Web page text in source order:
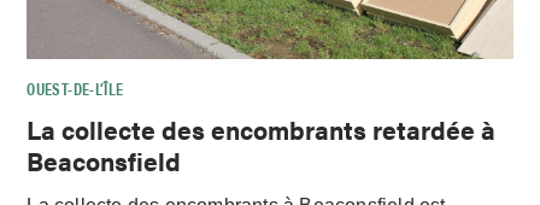
OUEST-DE-L’ÎLE
La collecte des encombrants retardée à
Beaconsfield